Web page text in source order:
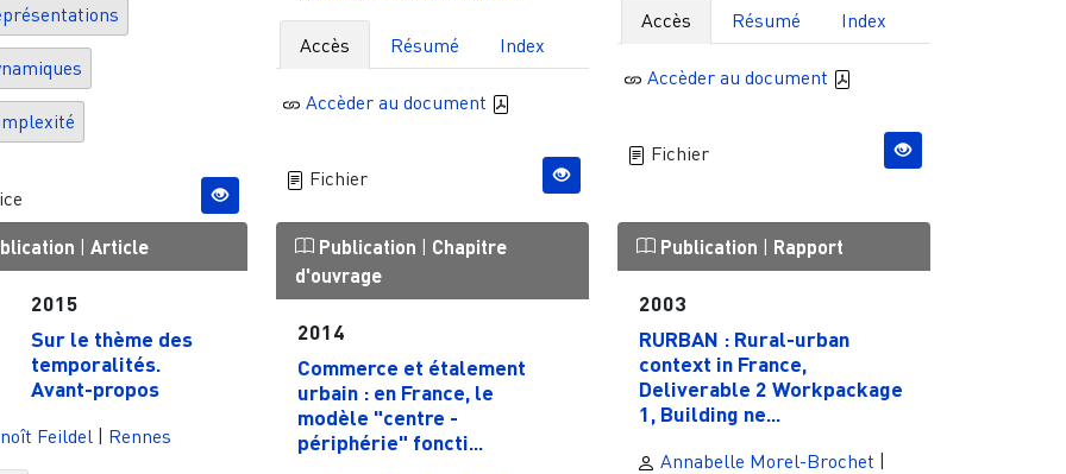
Accès Résumé Index
Accèder au document
Fichier
Accès Résumé Index
Accèder au document
Fichier
| Article
2015
Sur le thème des
temporalités.
Avant-propos
Feildel | Rennes
Publication | Chapitre
d'ouvrage
2014
Commerce et étalement
urbain : en France, le
modèle "centre -
périphérie" foncti...
Publication | Rapport
2003
RURBAN : Rural-urban
context in France,
Deliverable 2 Workpackage
1, Building ne...
Annabelle Morel-Brochet |